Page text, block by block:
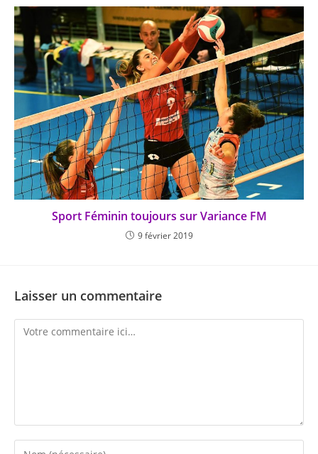
Sport Féminin toujours sur Variance FM
9 février 2019
Laisser un commentaire